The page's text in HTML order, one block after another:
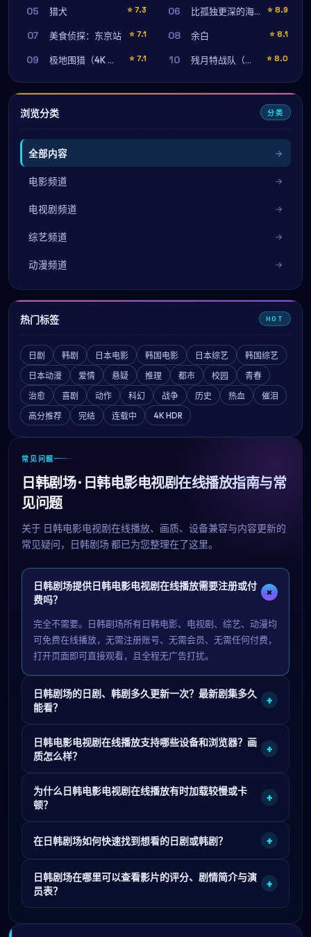
05 猎犬 ⭐ 7.3 06 比孤独更深的海洋 ⭐ 8.9
07 美食侦探：东京站 ⭐ 7.1 08 余白 ⭐ 8.1
09 极地围猎（4K 修复版） ⭐ 7.1 10 残月特战队（加长完整版） ⭐ 8.0
浏览分类 分类
全部内容
电影频道
电视剧频道
综艺频道
动漫频道
热门标签 HOT
日剧 韩剧 日本电影 韩国电影 日本综艺
韩国综艺
日本动漫
爱情 悬疑 推理 都市 校园
青春
治愈
喜剧 动作 科幻 战争 历史 热血
催泪
高分推荐
完结 连载中 4K HDR
常见问题
日韩剧场 · 日韩电影电视剧在线播放指南与常
见问题
关于 日韩电影电视剧在线播放、画质、设备兼容与内容更新的
常见疑问，
日韩剧场 都已为您整理在了这里。
日韩剧场提供日韩电影电视剧在线播放需要注册或付
费吗？
+
完全不需要。日韩剧场所有日韩电影、电视剧、综艺、动漫均
可免费在线播放，无需注册账号、无需会员、无需任何付费，
打开页面即可直接观看，且全程无广告打扰。
日韩剧场的日剧、韩剧多久更新一次？最新剧集多久
能看？
+
日韩电影电视剧在线播放支持哪些设备和浏览器？画
质怎么样？
+
为什么日韩电影电视剧在线播放有时加载较慢或卡
顿？
+
在日韩剧场如何快速找到想看的日剧或韩剧？ +
日韩剧场在哪里可以查看影片的评分、剧情简介与演
员表？
+